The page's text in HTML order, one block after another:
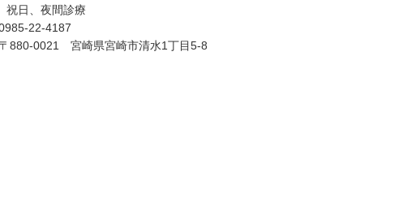
祝日、夜間診療
22-4187
880-0021 宮崎県宮崎市清水1丁目5-8